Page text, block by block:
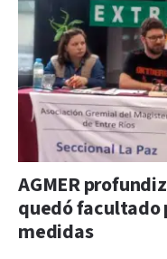
AGMER
quedó facultado
medidas